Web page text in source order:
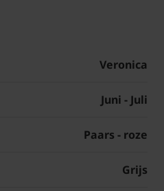
Veronica
Juni - Juli
Paars - roze
Grijs